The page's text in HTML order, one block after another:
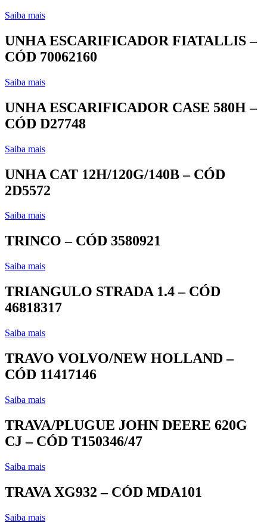
Saiba mais
UNHA ESCARIFICADOR FIATALLIS –
CÓD 70062160
Saiba mais
UNHA ESCARIFICADOR CASE 580H –
CÓD D27748
Saiba mais
UNHA CAT 12H/120G/140B – CÓD
2D5572
Saiba mais
TRINCO – CÓD 3580921
Saiba mais
TRIANGULO STRADA 1.4 – CÓD
46818317
Saiba mais
TRAVO VOLVO/NEW HOLLAND –
CÓD 11417146
Saiba mais
TRAVA/PLUGUE JOHN DEERE 620G
CJ – CÓD T150346/47
Saiba mais
TRAVA XG932 – CÓD MDA101
Saiba mais